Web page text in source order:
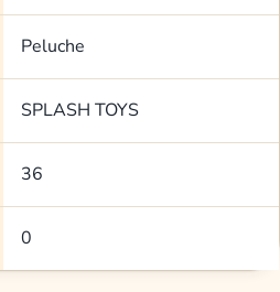
Peluche
SPLASH TOYS
36
0